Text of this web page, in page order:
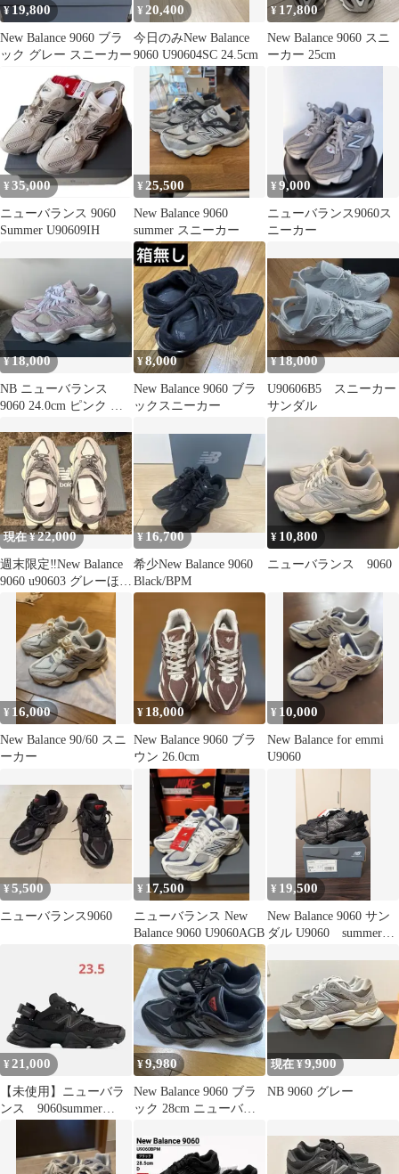
¥19,800
New Balance 9060 ブラ
ック グレー スニーカー
¥ 20,400
今日のみNew Balance
9060 U90604SC 24.5cm
¥ 17,800
New Balance 9060 スニ
ーカー 25cm
¥ 35,000
ニューバランス 9060
Summer U90609IH
¥ 25,500
New Balance 9060
summer スニーカー
¥9,000
ニューバランス9060ス
ニーカー
¥18,000
NB ニューバランス
9060 24.0cm ピンク 未
¥8,000
New Balance 9060 ブラ
ックスニーカー
¥18,000
U90606B5 スニーカー
サンダル
現在 ¥22,000
週末限定‼️New Balance
9060 u90603 グレーほぼ
新品サンダル
¥16,700
希少New Balance 9060
Black/BPM
¥ 10,800
ニューバランス 9060
¥ 16,000
New Balance 90/60 スニ
ーカー
¥ 18,000
New Balance 9060 ブラ
ウン 26.0cm
¥ 10,000
New Balance for emmi
U9060
¥5,500
ニューバランス9060
¥ 17,500
ニューバランス New
Balance 9060 U9060AGB
¥ 19,500
New Balance 9060 サン
ダル U9060 summer
¥21,000
【未使用】ニューバラ
ンス 9060summer
¥9,980
New Balance 9060 ブラ
ック 28cm ニューバラ
現在 ¥9,900
NB 9060 グレー